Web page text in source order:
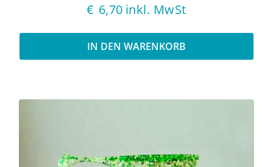
€ 6,70 inkl. MwSt
IN DEN WARENKORB